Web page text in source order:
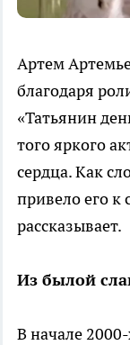
Артем
благодаря
«Татьянин
того яркого
сердца. Как
привело его к
рассказывает.
Из былой
В начале